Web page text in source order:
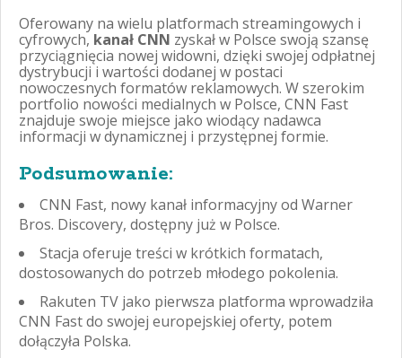
Oferowany na wielu platformach streamingowych i
cyfrowych, kanał CNN zyskał w Polsce swoją szansę
przyciągnięcia nowej widowni, dzięki swojej odpłatnej
dystrybucji i wartości dodanej w postaci
nowoczesnych formatów reklamowych. W szerokim
portfolio nowości medialnych w Polsce, CNN Fast
znajduje swoje miejsce jako wiodący nadawca
informacji w dynamicznej i przystępnej formie.
Podsumowanie:
CNN Fast, nowy kanał informacyjny od Warner
Bros. Discovery, dostępny już w Polsce.
Stacja oferuje treści w krótkich formatach,
dostosowanych do potrzeb młodego pokolenia.
Rakuten TV jako pierwsza platforma wprowadziła
CNN Fast do swojej europejskiej oferty, potem
dołączyła Polska.